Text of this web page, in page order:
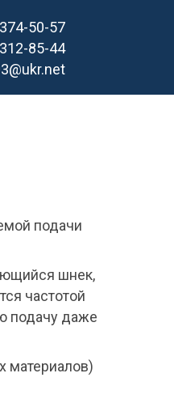
50-57
85-44
подачи
шнек,
частотой
подачу даже
материалов)